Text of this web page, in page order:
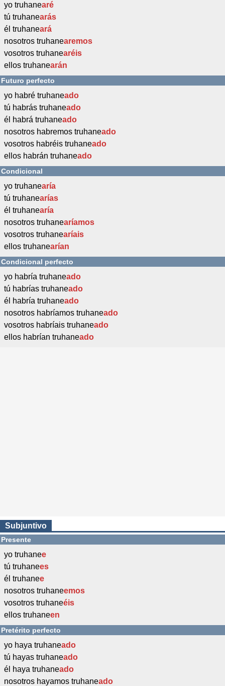
yo truhanearé
tú truhanearás
él truhaneará
nosotros truhanearemos
vosotros truhanearéis
ellos truhanearán
Futuro perfecto
yo habré truhaneado
tú habrás truhaneado
él habrá truhaneado
nosotros habremos truhaneado
vosotros habréis truhaneado
ellos habrán truhaneado
Condicional
yo truhanearía
tú truhanearías
él truhanearía
nosotros truhanearíamos
vosotros truhanearíais
ellos truhanearían
Condicional perfecto
yo habría truhaneado
tú habrías truhaneado
él habría truhaneado
nosotros habríamos truhaneado
vosotros habríais truhaneado
ellos habrían truhaneado
Subjuntivo
Presente
yo truhanee
tú truhanees
él truhanee
nosotros truhaneemos
vosotros truhaneéis
ellos truhaneen
Pretérito perfecto
yo haya truhaneado
tú hayas truhaneado
él haya truhaneado
nosotros hayamos truhaneado